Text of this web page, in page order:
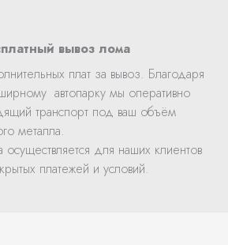
вывоз лома
плат за вывоз. Благодаря
автопарку мы оперативно
транспорт под ваш объём
металла.
для наших клиентов
платежей и условий.